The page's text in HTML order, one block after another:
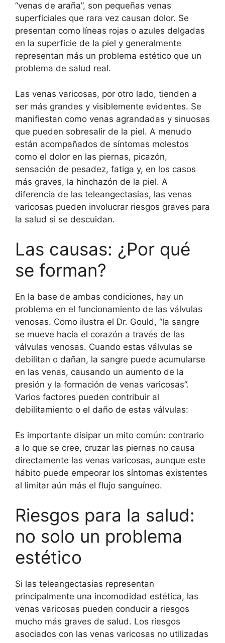
“venas de araña”, son pequeñas venas
superficiales que rara vez causan dolor. Se
presentan como líneas rojas o azules delgadas
en la superficie de la piel y generalmente
representan más un problema estético que un
problema de salud real.
Las venas varicosas, por otro lado, tienden a
ser más grandes y visiblemente evidentes. Se
manifiestan como venas agrandadas y sinuosas
que pueden sobresalir de la piel. A menudo
están acompañados de síntomas molestos
como el dolor en las piernas, picazón,
sensación de pesadez, fatiga y, en los casos
más graves, la hinchazón de la piel. A
diferencia de las teleangectasias, las venas
varicosas pueden involucrar riesgos graves para
la salud si se descuidan.
Las causas: ¿Por qué
se forman?
En la base de ambas condiciones, hay un
problema en el funcionamiento de las válvulas
venosas. Como ilustra el Dr. Gould, “la sangre
se mueve hacia el corazón a través de las
válvulas venosas. Cuando estas válvulas se
debilitan o dañan, la sangre puede acumularse
en las venas, causando un aumento de la
presión y la formación de venas varicosas”.
Varios factores pueden contribuir al
debilitamiento o el daño de estas válvulas:
Es importante disipar un mito común: contrario
a lo que se cree, cruzar las piernas no causa
directamente las venas varicosas, aunque este
hábito puede empeorar los síntomas existentes
al limitar aún más el flujo sanguíneo.
Riesgos para la salud:
no solo un problema
estético
Si las teleangectasias representan
principalmente una incomodidad estética, las
venas varicosas pueden conducir a riesgos
mucho más graves de salud. Los riesgos
asociados con las venas varicosas no utilizadas